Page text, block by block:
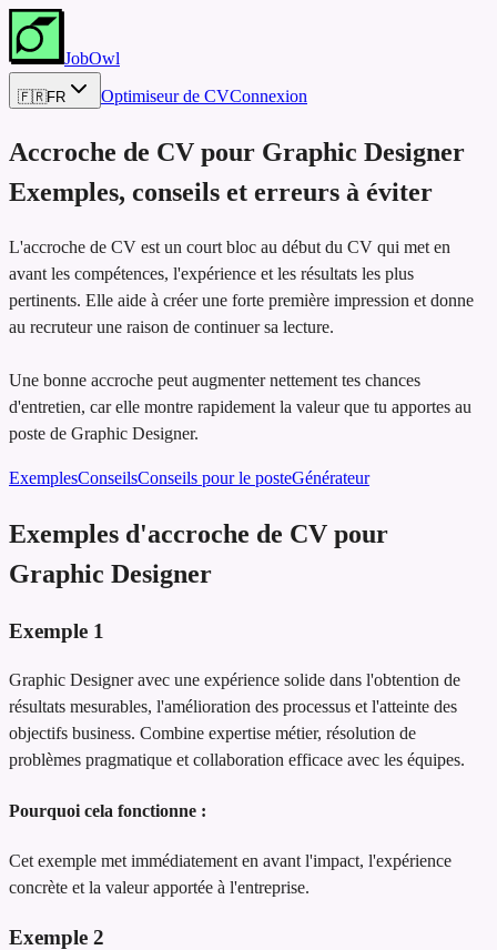
JobOwl
🇫🇷FR Optimiseur de CVConnexion
Accroche de CV pour Graphic Designer
Exemples, conseils et erreurs à éviter
L'accroche de CV est un court bloc au début du CV qui met en
avant les compétences, l'expérience et les résultats les plus
pertinents. Elle aide à créer une forte première impression et donne
au recruteur une raison de continuer sa lecture.
Une bonne accroche peut augmenter nettement tes chances
d'entretien, car elle montre rapidement la valeur que tu apportes au
poste de Graphic Designer.
ExemplesConseilsConseils pour le posteGénérateur
Exemples d'accroche de CV pour
Graphic Designer
Exemple 1
Graphic Designer avec une expérience solide dans l'obtention de
résultats mesurables, l'amélioration des processus et l'atteinte des
objectifs business. Combine expertise métier, résolution de
problèmes pragmatique et collaboration efficace avec les équipes.
Pourquoi cela fonctionne :
Cet exemple met immédiatement en avant l'impact, l'expérience
concrète et la valeur apportée à l'entreprise.
Exemple 2